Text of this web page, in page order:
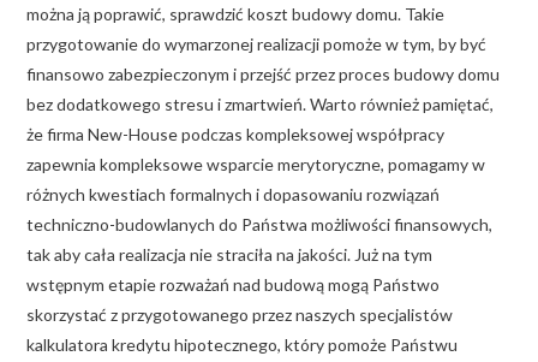
można ją poprawić, sprawdzić koszt budowy domu. Takie
przygotowanie do wymarzonej realizacji pomoże w tym, by być
finansowo zabezpieczonym i przejść przez proces budowy domu
bez dodatkowego stresu i zmartwień. Warto również pamiętać,
że firma New-House podczas kompleksowej współpracy
zapewnia kompleksowe wsparcie merytoryczne, pomagamy w
różnych kwestiach formalnych i dopasowaniu rozwiązań
techniczno-budowlanych do Państwa możliwości finansowych,
tak aby cała realizacja nie straciła na jakości. Już na tym
wstępnym etapie rozważań nad budową mogą Państwo
skorzystać z przygotowanego przez naszych specjalistów
kalkulatora kredytu hipotecznego, który pomoże Państwu